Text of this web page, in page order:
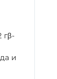
гβ-
и